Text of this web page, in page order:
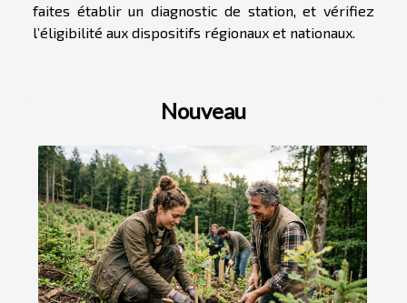
faites établir un diagnostic de station, et vérifiez
l’éligibilité aux dispositifs régionaux et nationaux.
Nouveau